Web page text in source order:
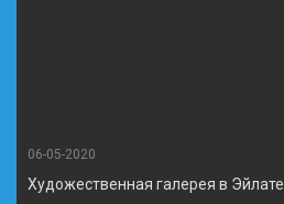
06-05-2020
Художественная галерея в Эйлате